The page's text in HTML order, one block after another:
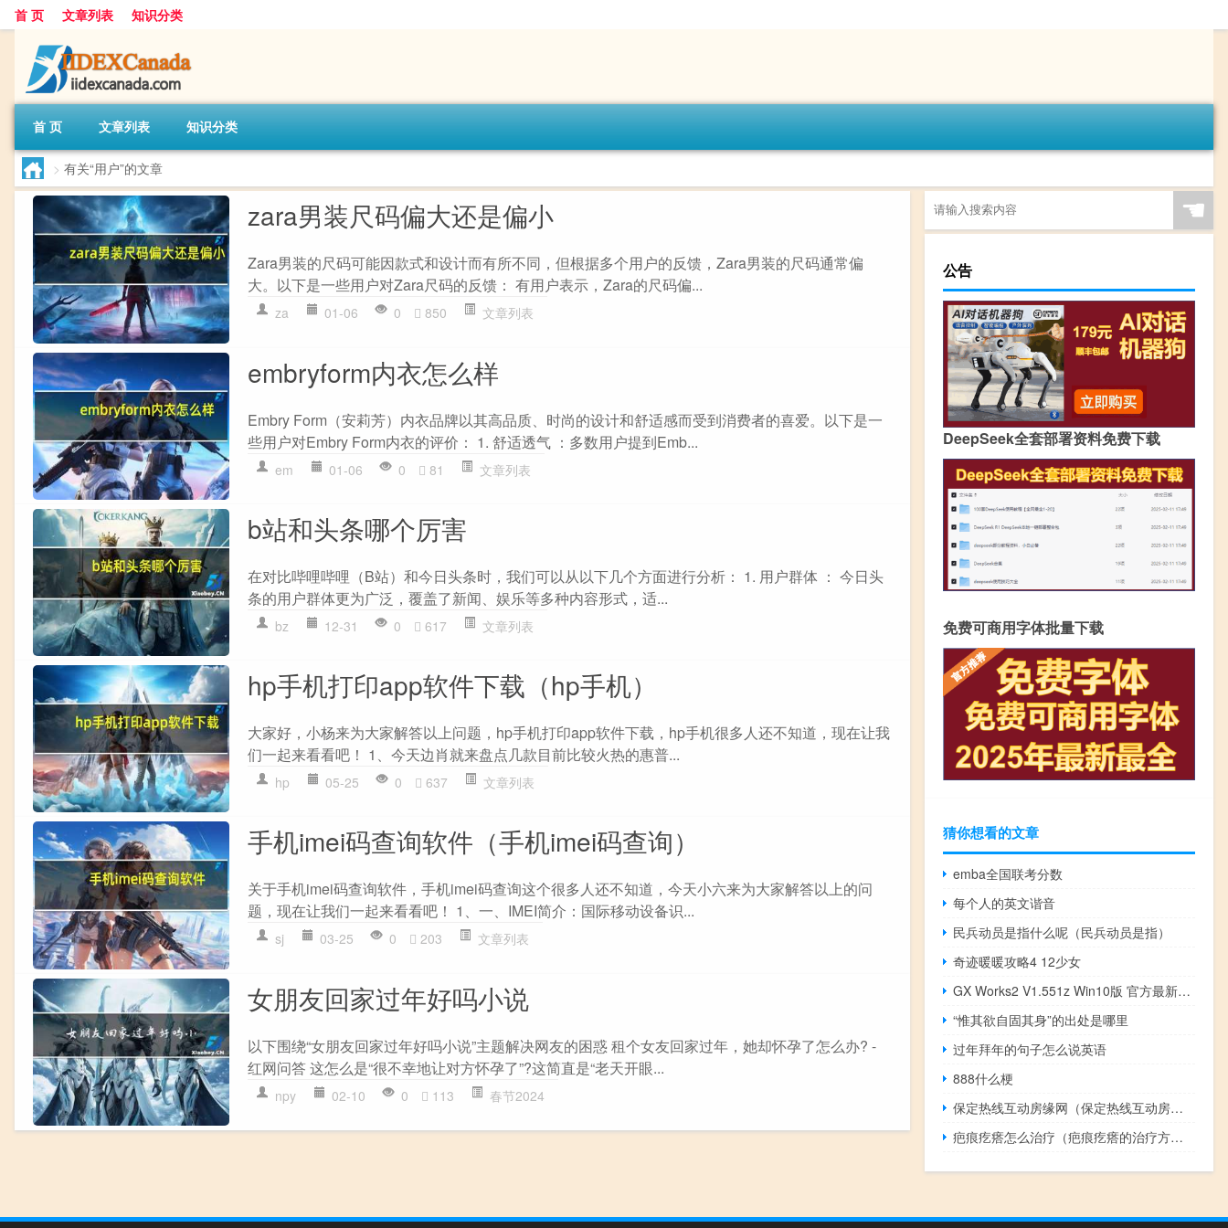
首 页 文章列表 知识分类
首 页 文章列表 知识分类
> 有关“用户”的文章
zara男装尺码偏大还是偏小
Zara男装的尺码可能因款式和设计而有所不同，但根据多个用户的反馈，Zara男装的尺码通常偏
大。以下是一些用户对Zara尺码的反馈： 有用户表示，Zara的尺码偏...
za 01-06 0 850 文章列表
embryform内衣怎么样
Embry Form（安莉芳）内衣品牌以其高品质、时尚的设计和舒适感而受到消费者的喜爱。以下是一
些用户对Embry Form内衣的评价： 1. 舒适透气 ：多数用户提到Emb...
em 01-06 0 81 文章列表
b站和头条哪个厉害
在对比哔哩哔哩（B站）和今日头条时，我们可以从以下几个方面进行分析： 1. 用户群体 ： 今日头
条的用户群体更为广泛，覆盖了新闻、娱乐等多种内容形式，适...
bz 12-31 0 617 文章列表
hp手机打印app软件下载（hp手机）
大家好，小杨来为大家解答以上问题，hp手机打印app软件下载，hp手机很多人还不知道，现在让我
们一起来看看吧！ 1、今天边肖就来盘点几款目前比较火热的惠普...
hp 05-25 0 637 文章列表
手机imei码查询软件（手机imei码查询）
关于手机imei码查询软件，手机imei码查询这个很多人还不知道，今天小六来为大家解答以上的问
题，现在让我们一起来看看吧！ 1、一、IMEI简介：国际移动设备识...
sj 03-25 0 203 文章列表
女朋友回家过年好吗小说
以下围绕“女朋友回家过年好吗小说”主题解决网友的困惑 租个女友回家过年，她却怀孕了怎么办? -
红网问答 这怎么是“很不幸地让对方怀孕了”?这简直是“老天开眼...
npy 02-10 0 113 春节2024
☚
公告
DeepSeek全套部署资料免费下载
免费可商用字体批量下载
猜你想看的文章
emba全国联考分数
每个人的英文谐音
民兵动员是指什么呢（民兵动员是指）
奇迹暖暖攻略4 12少女
GX Works2 V1.551z Win10版 官方最新版（GX Works2 V1.551z Win10版 官方最新版功能简介）
“惟其欲自固其身”的出处是哪里
过年拜年的句子怎么说英语
888什么梗
保定热线互动房缘网（保定热线互动房源）
疤痕疙瘩怎么治疗（疤痕疙瘩的治疗方法）